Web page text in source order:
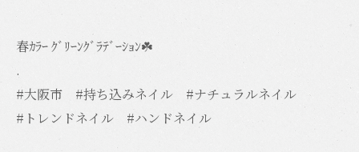
春ｶﾗｰ ｸﾞﾘｰﾝｸﾞﾗﾃﾞｰｼｮﾝ☘️
.
#大阪市 #持ち込みネイル #ナチュラルネイル
#トレンドネイル #ハンドネイル